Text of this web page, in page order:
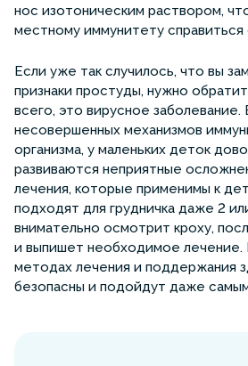
нос изотоническим раствором,
местному иммунитету справиться
Если уже так случилось, что вы
признаки простуды, нужно
всего, это вирусное заболевание.
несовершенных механизмов
организма, у маленьких деток
развиваются неприятные
лечения, которые применимы к
подходят для грудничка даже 2
внимательно осмотрит кроху,
и выпишет необходимое
методах лечения и поддержания
безопасны и подойдут даже